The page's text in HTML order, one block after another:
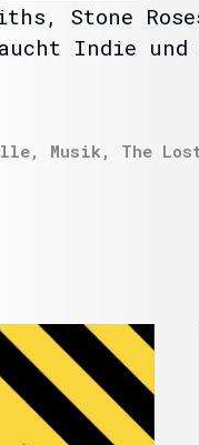
Stone
Indie
, Musik , The